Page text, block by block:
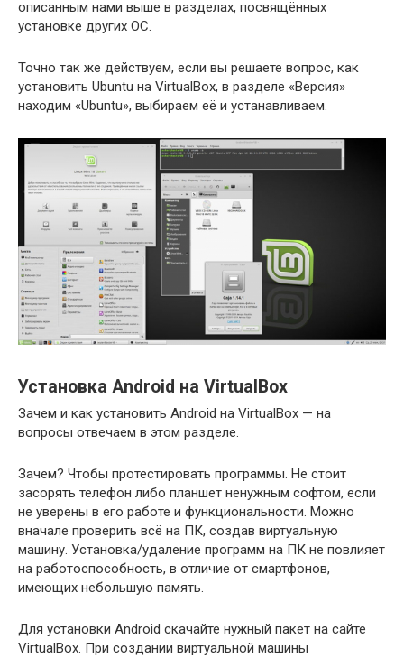
описанным нами выше в разделах, посвящённых
установке других ОС.
Точно так же действуем, если вы решаете вопрос, как
установить Ubuntu на VirtualBox, в разделе «Версия»
находим «Ubuntu», выбираем её и устанавливаем.
Установка Android на VirtualBox
Зачем и как установить Android на VirtualBox — на
вопросы отвечаем в этом разделе.
Зачем? Чтобы протестировать программы. Не стоит
засорять телефон либо планшет ненужным софтом, если
не уверены в его работе и функциональности. Можно
вначале проверить всё на ПК, создав виртуальную
машину. Установка/удаление программ на ПК не повлияет
на работоспособность, в отличие от смартфонов,
имеющих небольшую память.
Для установки Android скачайте нужный пакет на сайте
VirtualBox. При создании виртуальной машины